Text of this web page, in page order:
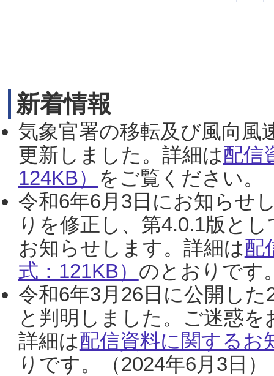
新着情報
気象官署の移転及び風向風
更新しました。詳細は配信
124KB） をご覧ください。
令和6年6月3日にお知らせ
りを修正し、第4.0.1版と
お知らせします。詳細は配
式：121KB） のとおりです
令和6年3月26日に公開し
と判明しました。ご迷惑
詳細は配信資料に関するお
りです。（2024年6月3日）